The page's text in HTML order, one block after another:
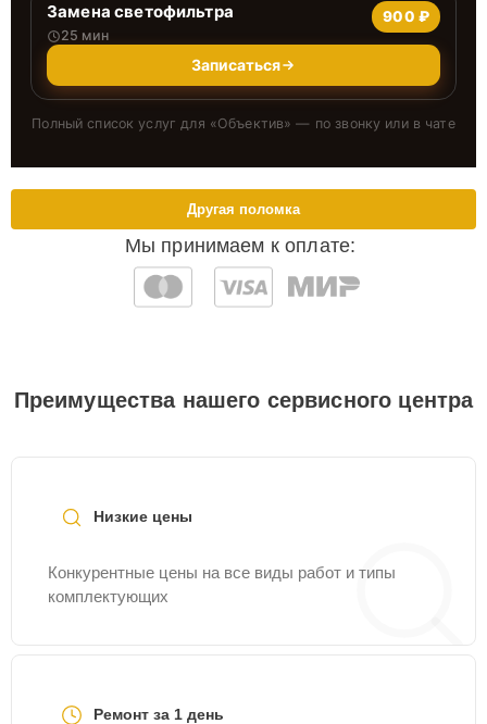
Замена светофильтра
25 мин
900 ₽
Записаться
Полный список услуг для «Объектив» — по звонку или в чате
Мы принимаем к оплате:
Другая поломка
Преимущества нашего сервисного центра
Низкие цены
Конкурентные цены на все виды работ и типы
комплектующих
Ремонт за 1 день